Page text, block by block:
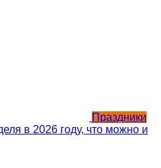
Праздники
в 2026 году, что можно и